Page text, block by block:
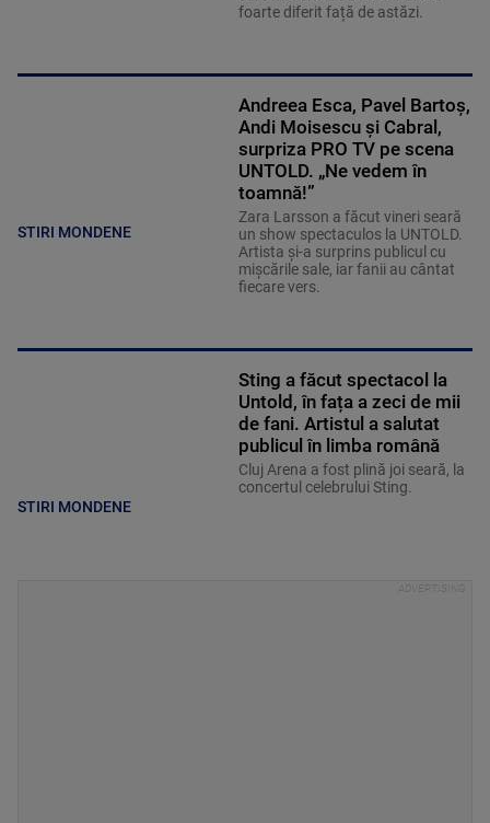
foarte diferit față de astăzi.
STIRI MONDENE
Andreea Esca, Pavel Bartoș,
Andi Moisescu și Cabral,
surpriza PRO TV pe scena
UNTOLD. „Ne vedem în
toamnă!”
Zara Larsson a făcut vineri seară
un show spectaculos la UNTOLD.
Artista și-a surprins publicul cu
mișcările sale, iar fanii au cântat
fiecare vers.
STIRI MONDENE
Sting a făcut spectacol la
Untold, în fața a zeci de mii
de fani. Artistul a salutat
publicul în limba română
Cluj Arena a fost plină joi seară, la
concertul celebrului Sting.